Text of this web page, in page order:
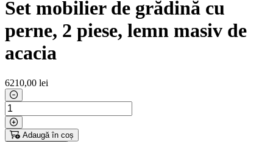
Set mobilier de grădină cu
perne, 2 piese, lemn masiv de
acacia
6210,00 lei
Adaugă în coș